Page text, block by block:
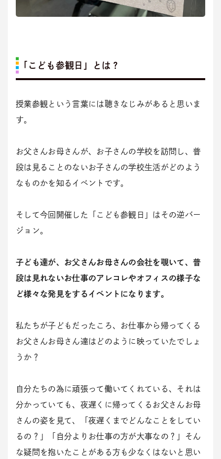
「こども参観日」とは？
授業参観という言葉には聴きなじみがあると思いま
す。
お父さんお母さんが、お子さんの学校を訪問し、普
段は見ることのないお子さんの学校生活がどのよう
なものかを知るイベントです。
そして今回開催した「こども参観日」はその逆バー
ジョン。
子ども達が、お父さんお母さんの会社を覗いて、普
段は見れないお仕事のアレコレやオフィスの様子な
ど様々な発見をするイベントになります。
私たちが子どもだったころ、お仕事から帰ってくる
お父さんお母さん達はどのように映っていたでしょ
うか？
自分たちの為に頑張って働いてくれている、それは
分かっていても、夜遅くに帰ってくるお父さんお母
さんの姿を見て、「夜遅くまでどんなことをしてい
るの？」「自分よりお仕事の方が大事なの？」そん
な疑問を抱いたことがある方も少なくはないと思い